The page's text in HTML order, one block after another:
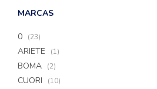
MARCAS
0 (23)
ARIETE (1)
BOMA (2)
CUORI (10)